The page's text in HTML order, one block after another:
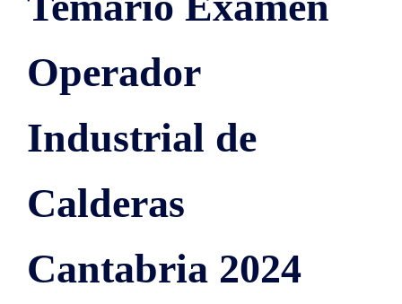
Operador
Industrial de
Calderas
Cantabria 2024